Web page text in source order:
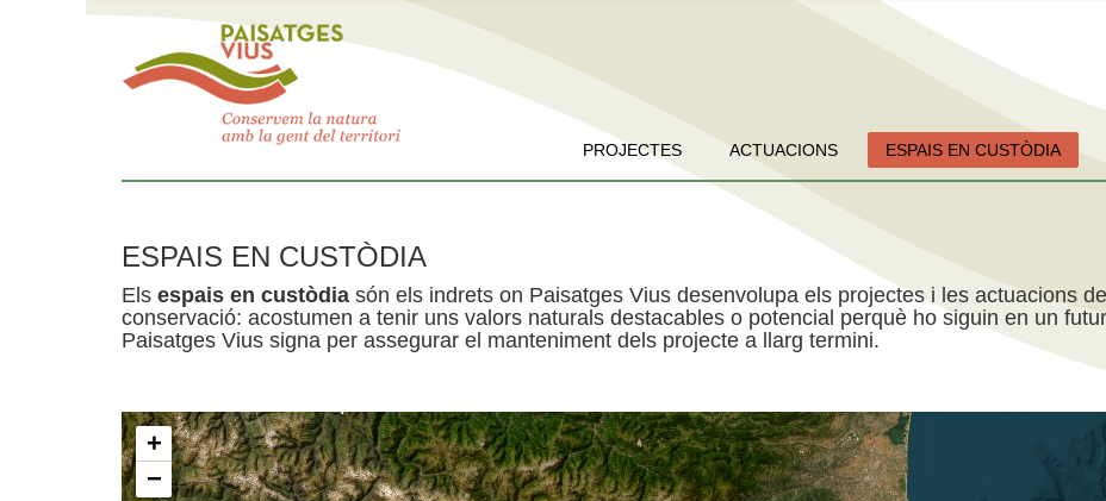
PROJECTES ACTUACIONS ESPAIS EN CUSTÒDIA
ESPAIS EN CUSTÒDIA
Els espais en custòdia són els indrets on Paisatges Vius desenvolupa els projectes i les actuacions de
conservació: acostumen a tenir uns valors naturals destacables o potencial perquè ho siguin en un
Paisatges Vius signa per assegurar el manteniment dels projecte a llarg termini.
+
−